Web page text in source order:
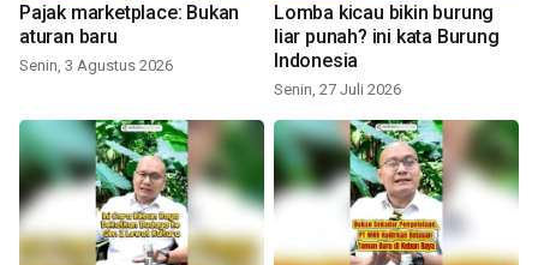
Pajak marketplace: Bukan
aturan baru
Senin, 3 Agustus 2026
Lomba kicau bikin burung
liar punah? ini kata Burung
Indonesia
Senin, 27 Juli 2026